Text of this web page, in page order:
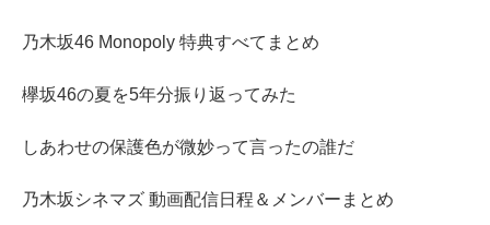
乃木坂46 Monopoly 特典すべてまとめ
欅坂46の夏を5年分振り返ってみた
しあわせの保護色が微妙って言ったの誰だ
乃木坂シネマズ 動画配信日程＆メンバーまとめ